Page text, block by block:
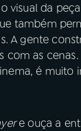
visual da
também
A gente
com as cenas.
é muito
e ouça a